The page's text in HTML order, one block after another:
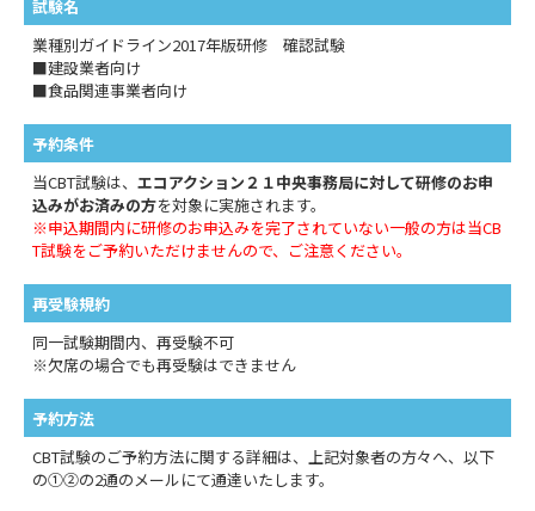
試験名
業種別ガイドライン2017年版研修 確認試験
■建設業者向け
■食品関連事業者向け
予約条件
当CBT試験は、 エコアクション２１中央事務局に対して研修のお申
込みがお済みの方を対象に実施されます。
※申込期間内に研修のお申込みを完了されていない一般の方は当CB
T試験をご予約いただけませんので、ご注意ください。
再受験規約
同一試験期間内、再受験不可
※欠席の場合でも再受験はできません
予約方法
CBT試験のご予約方法に関する詳細は、上記対象者の方々へ、以下
の①②の2通のメールにて通達いたします。